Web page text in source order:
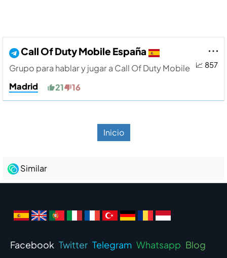
📈 857
Call Of Duty Mobile España
Grupo para hablar y jugar a Call Of Duty Mobile
Madrid
21 16
Inicio
Similar
Facebook Twitter Telegram Whatsapp Blog